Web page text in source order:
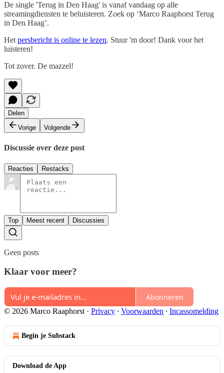
De single 'Terug in Den Haag' is vanaf vandaag op alle
streamingdiensten te beluisteren. Zoek op ‘Marco Raaphorst Terug
in Den Haag’.
Het persbericht is online te lezen. Stuur 'm door! Dank voor het
luisteren!
Tot zover. De mazzel!
Delen
Vorige
Volgende
Discussie over deze post
Reacties Restacks
Top Meest recent Discussies
Geen posts
Klaar voor meer?
Abonneren
© 2026 Marco Raaphorst · Privacy ∙ Voorwaarden ∙ Incassomelding
Begin je Substack
Download de App